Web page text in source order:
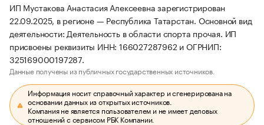
ИП Мустакова Анастасия Алексеевна зарегистрирован
22.09.2025, в регионе — Республика Татарстан. Основной вид
деятельности: Деятельность в области спорта прочая. ИП
присвоены реквизиты ИНН: 166027287962 и ОГРНИП:
325169000197287.
Данные получены из публичных государственных источников.
Информация носит справочный характер и сгенерирована на
основании данных из открытых источников.
Компания не является пользователем и не имеет деловых
отношений с сервисом РБК Компании.